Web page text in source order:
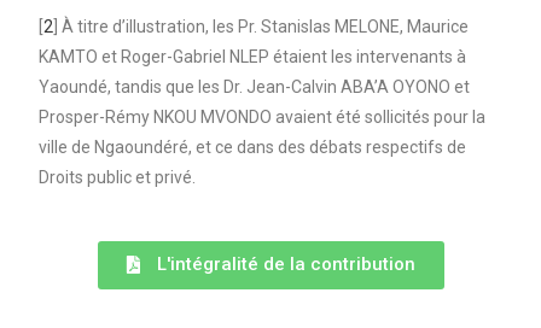
2 ] À titre d’illustration, les Pr. Stanislas MELONE, Maurice
KAMTO et Roger-Gabriel NLEP étaient les intervenants à
Yaoundé, tandis que les Dr. Jean-Calvin ABA’A OYONO et
Prosper-Rémy NKOU MVONDO avaient été sollicités pour la
ville de Ngaoundéré, et ce dans des débats respectifs de
Droits public et privé.
L'intégralité de la contribution